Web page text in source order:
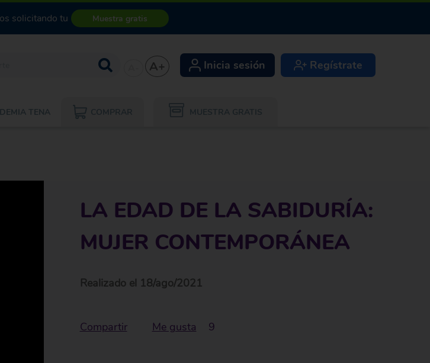
solicitando tu Muestra gratis
A+ Inicia sesión Regístrate
TENA COMPRAR MUESTRA GRATIS
LA EDAD DE LA SABIDURÍA:
MUJER CONTEMPORÁNEA
Realizado el 18/ago/2021
Compartir Me gusta 9